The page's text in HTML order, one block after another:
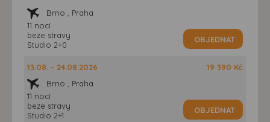
Brno , Praha
11 nocí
beze stravy
Studio 2+0
OBJEDNAT
13.08. - 24.08.2026
Brno , Praha
11 nocí
beze stravy
Studio 2+1
19 390 Kč
OBJEDNAT